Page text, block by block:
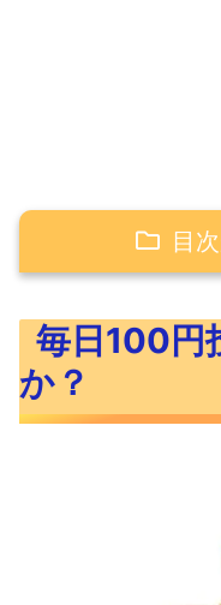
目
毎日100
年利回り7
S&P500
毎日100円
か？